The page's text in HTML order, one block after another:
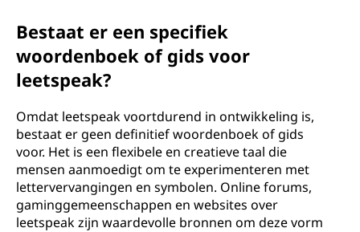
Bestaat er een specifiek
woordenboek of gids voor
leetspeak?
Omdat leetspeak voortdurend in ontwikkeling is,
bestaat er geen definitief woordenboek of gids
voor. Het is een flexibele en creatieve taal die
mensen aanmoedigt om te experimenteren met
lettervervangingen en symbolen. Online forums,
gaminggemeenschappen en websites over
leetspeak zijn waardevolle bronnen om deze vorm